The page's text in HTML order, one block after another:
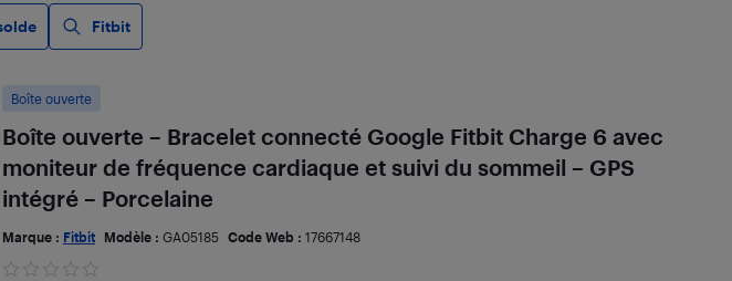
Fitbit
Boîte ouverte
Boîte ouverte – Bracelet connecté Google Fitbit Charge 6 avec
moniteur de fréquence cardiaque et suivi du sommeil – GPS
intégré – Porcelaine
Marque : Fitbit Modèle : GA05185 Code Web : 17667148